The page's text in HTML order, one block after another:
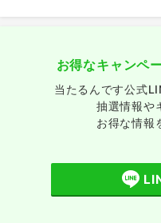
お得なキャンペ
当たるんです公式
抽選情報や
お得な情報